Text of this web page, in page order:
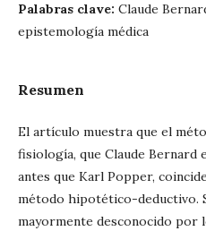
Palabras clave: Claude
epistemología médica
Resumen
El artículo muestra que el
fisiología, que Claude Bernard
antes que Karl Popper,
método hipotético-deductivo.
mayormente desconocido por